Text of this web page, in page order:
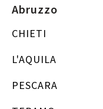
Abruzzo
CHIETI
L'AQUILA
PESCARA